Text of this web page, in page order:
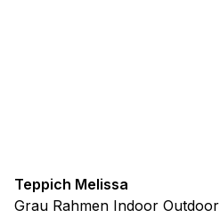
Teppich Melissa
Grau Rahmen Indoor Outdoor